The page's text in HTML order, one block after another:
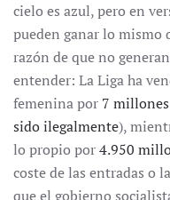
cielo es azul, pero en
pueden ganar lo mismo
razón de que no
entender: La Liga ha
femenina por 7 millones
sido ilegalmente),
lo propio por4.950
coste de las entradas o
que el gobierno